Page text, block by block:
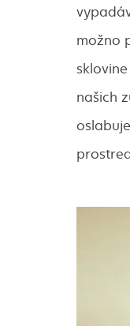
možno
našich